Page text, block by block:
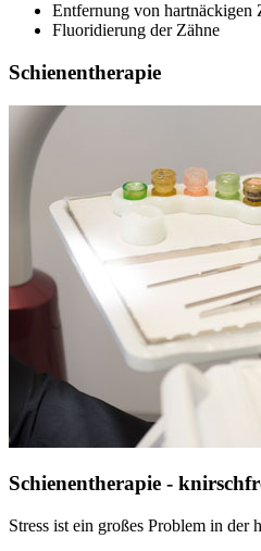
Entfernung von
Fluoridierung der Zähne
Schienentherapie
Schienentherapie -
Stress ist ein großes Problem in der